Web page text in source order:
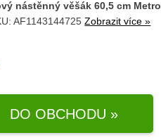
nástěnný věšák 60,5 cm Metro
AF1143144725Zobrazit více »
DO OBCHODU »